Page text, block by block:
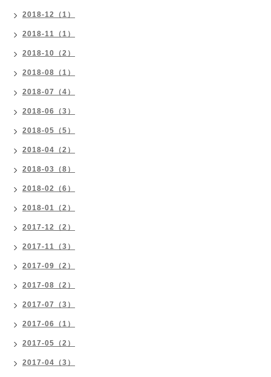
2018-12（1）
2018-11（1）
2018-10（2）
2018-08（1）
2018-07（4）
2018-06（3）
2018-05（5）
2018-04（2）
2018-03（8）
2018-02（6）
2018-01（2）
2017-12（2）
2017-11（3）
2017-09（2）
2017-08（2）
2017-07（3）
2017-06（1）
2017-05（2）
2017-04（3）